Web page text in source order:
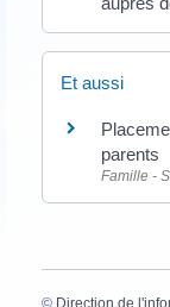
Et aussi
parents
Famille -